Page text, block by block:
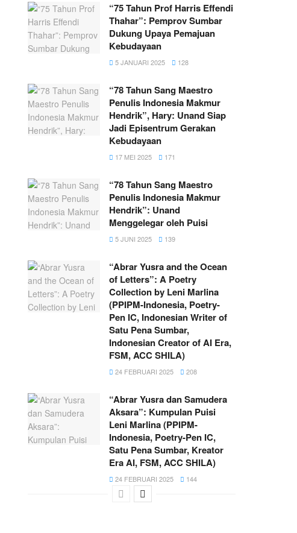
“75 Tahun Prof Harris Effendi
Thahar”: Pemprov Sumbar
Dukung Upaya Pemajuan
Kebudayaan
5 JANUARI 2025 128
“78 Tahun Sang Maestro
Penulis Indonesia Makmur
Hendrik”, Hary: Unand Siap
Jadi Episentrum Gerakan
Kebudayaan
17 MEI 2025 171
“78 Tahun Sang Maestro
Penulis Indonesia Makmur
Hendrik”: Unand
Menggelegar oleh Puisi
5 JUNI 2025 139
“Abrar Yusra and the Ocean
of Letters”: A Poetry
Collection by Leni Marlina
(PPIPM-Indonesia, Poetry-
Pen IC, Indonesian Writer of
Satu Pena Sumbar,
Indonesian Creator of AI Era,
FSM, ACC SHILA)
24 FEBRUARI 2025 208
“Abrar Yusra dan Samudera
Aksara”: Kumpulan Puisi
Leni Marlina (PPIPM-
Indonesia, Poetry-Pen IC,
Satu Pena Sumbar, Kreator
Era AI, FSM, ACC SHILA)
24 FEBRUARI 2025 144